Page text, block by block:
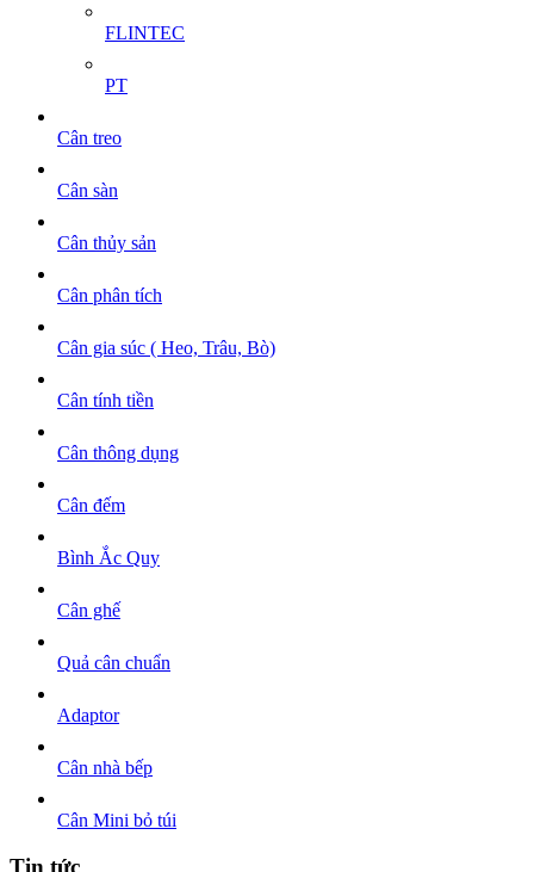
FLINTEC
PT
Cân treo
Cân sàn
Cân thủy sản
Cân phân tích
Cân gia súc ( Heo, Trâu, Bò)
Cân tính tiền
Cân thông dụng
Cân đếm
Bình Ắc Quy
Cân ghế
Quả cân chuẩn
Adaptor
Cân nhà bếp
Cân Mini bỏ túi
Tin tức